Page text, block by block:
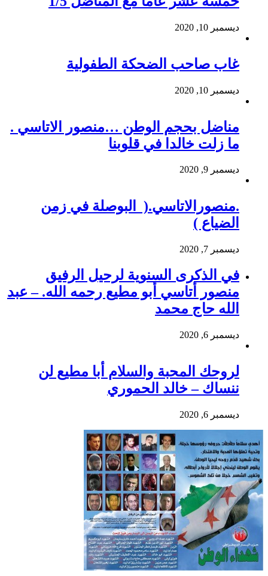
ديسمبر 10, 2020
غاب صاحب الضحكة الطفولية
ديسمبر 10, 2020
مناضل بحجم الوطن …منصور الاتاسي .
ما زلت خالدا في قلوبنا
ديسمبر 9, 2020
.منصورالاتاسي.( البوصلة في زمن
الضياع )
ديسمبر 7, 2020
في الذكرى السنوية لرحيل الرفيق
منصور أتاسي أبو مطيع رحمه الله. – عبد
الله حاج محمد
ديسمبر 6, 2020
لروحك المحبة والسلام أبا مطيع لن
ننساك – خالد الحموري
ديسمبر 6, 2020